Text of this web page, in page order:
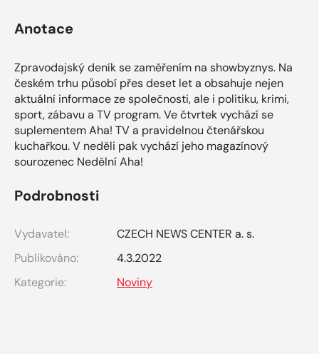
Anotace
Zpravodajský deník se zaměřením na showbyznys. Na
českém trhu působí přes deset let a obsahuje nejen
aktuální informace ze společnosti, ale i politiku, krimi,
sport, zábavu a TV program. Ve čtvrtek vychází se
suplementem Aha! TV a pravidelnou čtenářskou
kuchařkou. V neděli pak vychází jeho magazínový
sourozenec Nedělní Aha!
Podrobnosti
Vydavatel:
CZECH NEWS CENTER a. s.
Publikováno:
4.3.2022
Kategorie:
Noviny